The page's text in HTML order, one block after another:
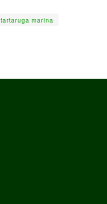
tartaruga marina